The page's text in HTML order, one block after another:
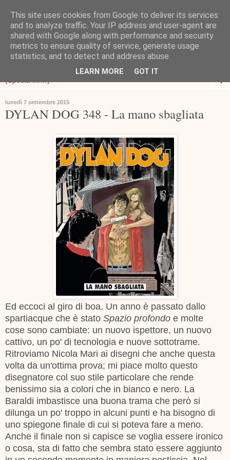
▼
lunedì 7 settembre 2015
DYLAN DOG 348 - La mano sbagliata
Ed eccoci al giro di boa. Un anno è passato dallo
spartiacque che è stato Spazio profondo e molte
cose sono cambiate: un nuovo ispettore, un nuovo
cattivo, un po' di tecnologia e nuove sottotrame.
Ritroviamo Nicola Mari ai disegni che anche questa
volta da un'ottima prova; mi piace molto questo
disegnatore col suo stile particolare che rende
benissimo sia a colori che in bianco e nero. La
Baraldi imbastisce una buona trama che però si
dilunga un po' troppo in alcuni punti e ha bisogno di
uno spiegone finale di cui si poteva fare a meno.
Anche il finale non si capisce se voglia essere ironico
o cosa, sta di fatto che sembra stato essere aggiunto
This site uses cookies from Google to deliver its services
and to analyze traffic. Your IP address and user-agent are
shared with Google along with performance and security
metrics to ensure quality of service, generate usage
statistics, and to detect and address abuse.
LEARN MORE GOT IT